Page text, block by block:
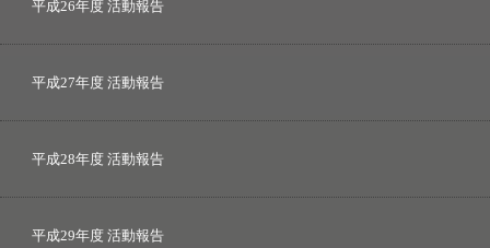
平成26年度 活動報告
平成27年度 活動報告
平成28年度 活動報告
平成29年度 活動報告